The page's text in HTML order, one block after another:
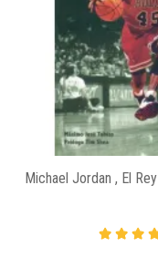
Michael Jordan , El